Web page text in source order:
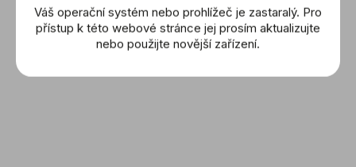
Váš operační systém nebo prohlížeč je zastaralý. Pro
přístup k této webové stránce jej prosím aktualizujte
nebo použijte novější zařízení.